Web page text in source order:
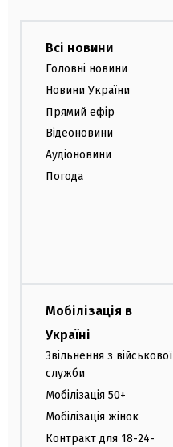
Всі новини
Головні новини
Новини України
Прямий ефір
Відеоновини
Аудіоновини
Погода
Мобілізація в
Україні
Звільнення з військової
служби
Мобілізація 50+
Мобілізація жінок
Контракт для 18-24-